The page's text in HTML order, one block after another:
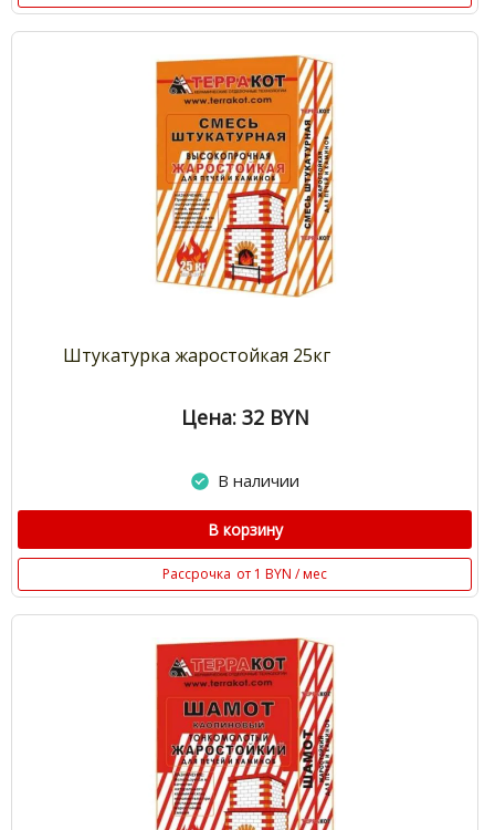
Штукатурка жаростойкая 25кг
Цена: 32 BYN
В наличии
В корзину
Рассрочка от 1 BYN / мес